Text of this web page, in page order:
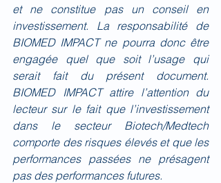
et ne constitue pas un conseil en
investissement. La responsabilité de
BIOMED IMPACT ne pourra donc être
engagée quel que soit l’usage qui
serait fait du présent document.
BIOMED IMPACT attire l’attention du
lecteur sur le fait que l’investissement
dans le secteur Biotech/Medtech
comporte des risques élevés et que les
performances passées ne présagent
pas des performances futures.